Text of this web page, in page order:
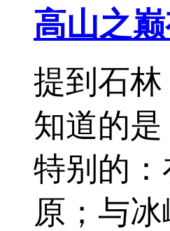
高山之
提到石
知道的
特别的
原；与